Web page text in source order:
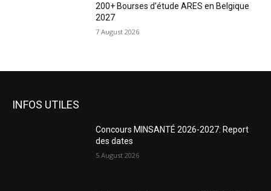
200+ Bourses d’étude ARES en Belgique
2027
7 August 2026
INFOS UTILES
Concours MINSANTÉ 2026-2027: Report
des dates
5 August 2026